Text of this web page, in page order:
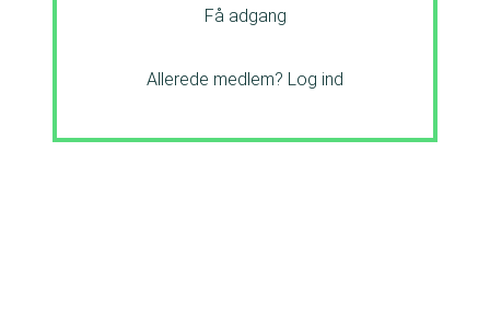
Få adgang
Allerede medlem? Log ind